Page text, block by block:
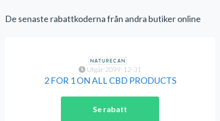
De senaste rabattkoderna från andra butiker online
Utgår 2099-12-31
2 FOR 1 ON ALL CBD PRODUCTS
Se rabatt